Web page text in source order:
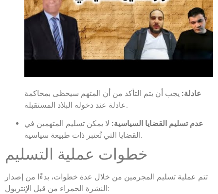
عادلة: يجب أن يتم التأكد من أن المتهم سيحظى بمحاكمة
عادلة عند دخوله البلاد المستقبلة.
عدم تسليم القضايا السياسية: لا يمكن تسليم المتهمين في
القضايا التي تُعتبر ذات طبيعة سياسية.
خطوات عملية التسليم
تتم عملية تسليم المجرمين من خلال عدة خطوات، بدءًا من إصدار
النشرة الحمراء من قبل الإنتربول: